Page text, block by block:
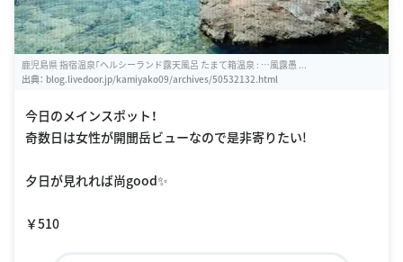
鹿児島県 指宿温泉｢ヘルシーランド露天風呂 たまて箱温泉 : …風露愚 ...
出典： blog.livedoor.jp/kamiyako09/archives/50532132.html
今日のメインスポット！
奇数日は女性が開聞岳ビューなので是非寄りたい!
夕日が見れれば尚good✨
￥510